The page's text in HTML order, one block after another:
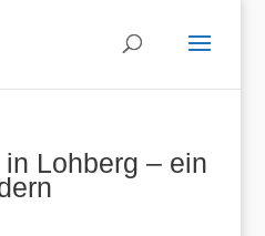
Lohberg – ein